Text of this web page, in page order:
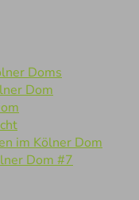
Doms
Dom
im Kölner Dom
Dom #7